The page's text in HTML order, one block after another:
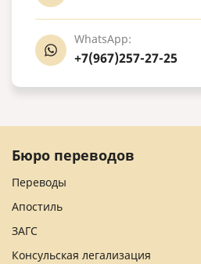
WhatsApp:
+7(967)257-27-25
Бюро переводов
Переводы
Апостиль
ЗАГС
Консульская легализация